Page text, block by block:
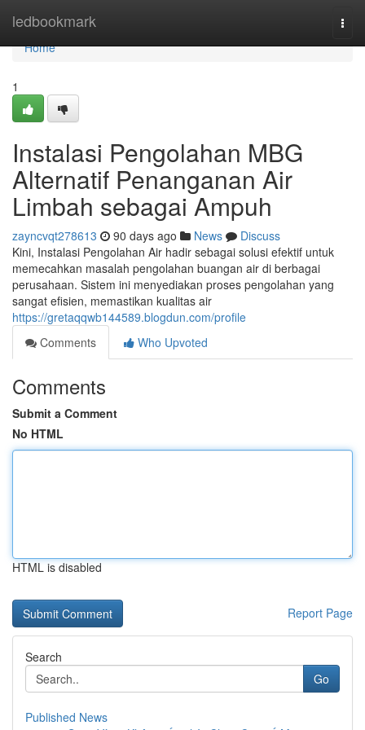
ledbookmark
Home
Home
1
Instalasi Pengolahan MBG
Alternatif Penanganan Air
Limbah sebagai Ampuh
zayncvqt278613 90 days ago News
Discuss
Kini, Instalasi Pengolahan Air hadir sebagai solusi efektif untuk
memecahkan masalah pengolahan buangan air di berbagai
perusahaan. Sistem ini menyediakan proses pengolahan yang
sangat efisien, memastikan kualitas air
https://gretaqqwb144589.blogdun.com/profile
Comments
Who Upvoted
Comments
Submit a Comment
No HTML
HTML is disabled
Report Page
Search
Go
Published News